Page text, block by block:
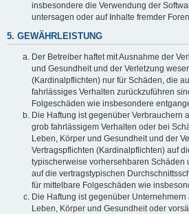
insbesondere die Verwendung der
untersagen oder auf Inhalte fremder
5. GEWÄHRLEISTUNG
Der Betreiber haftet mit Ausnahme der
und Gesundheit und der Verletzung
(Kardinalpflichten) nur für Schäden, die
fahrlässiges Verhalten zurückzuführen
Folgeschäden wie insbesondere
Die Haftung ist gegenüber Verbrauchern
grob fahrlässigem Verhalten oder bei
Leben, Körper und Gesundheit und der
Vertragspflichten (Kardinalpflichten) auf
typischerweise vorhersehbaren Schäden
auf die vertragstypischen
für mittelbare Folgeschäden wie
Die Haftung ist gegenüber
Leben, Körper und Gesundheit oder